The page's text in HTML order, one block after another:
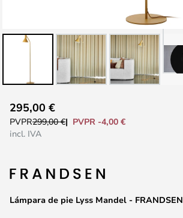
comienzo
galería
imágenes
Lámpara de pie Lyss Mandel - FRANDSEN
295,00 €
PVPR299,00 €
PVPR -4,00 €
incl. IVA